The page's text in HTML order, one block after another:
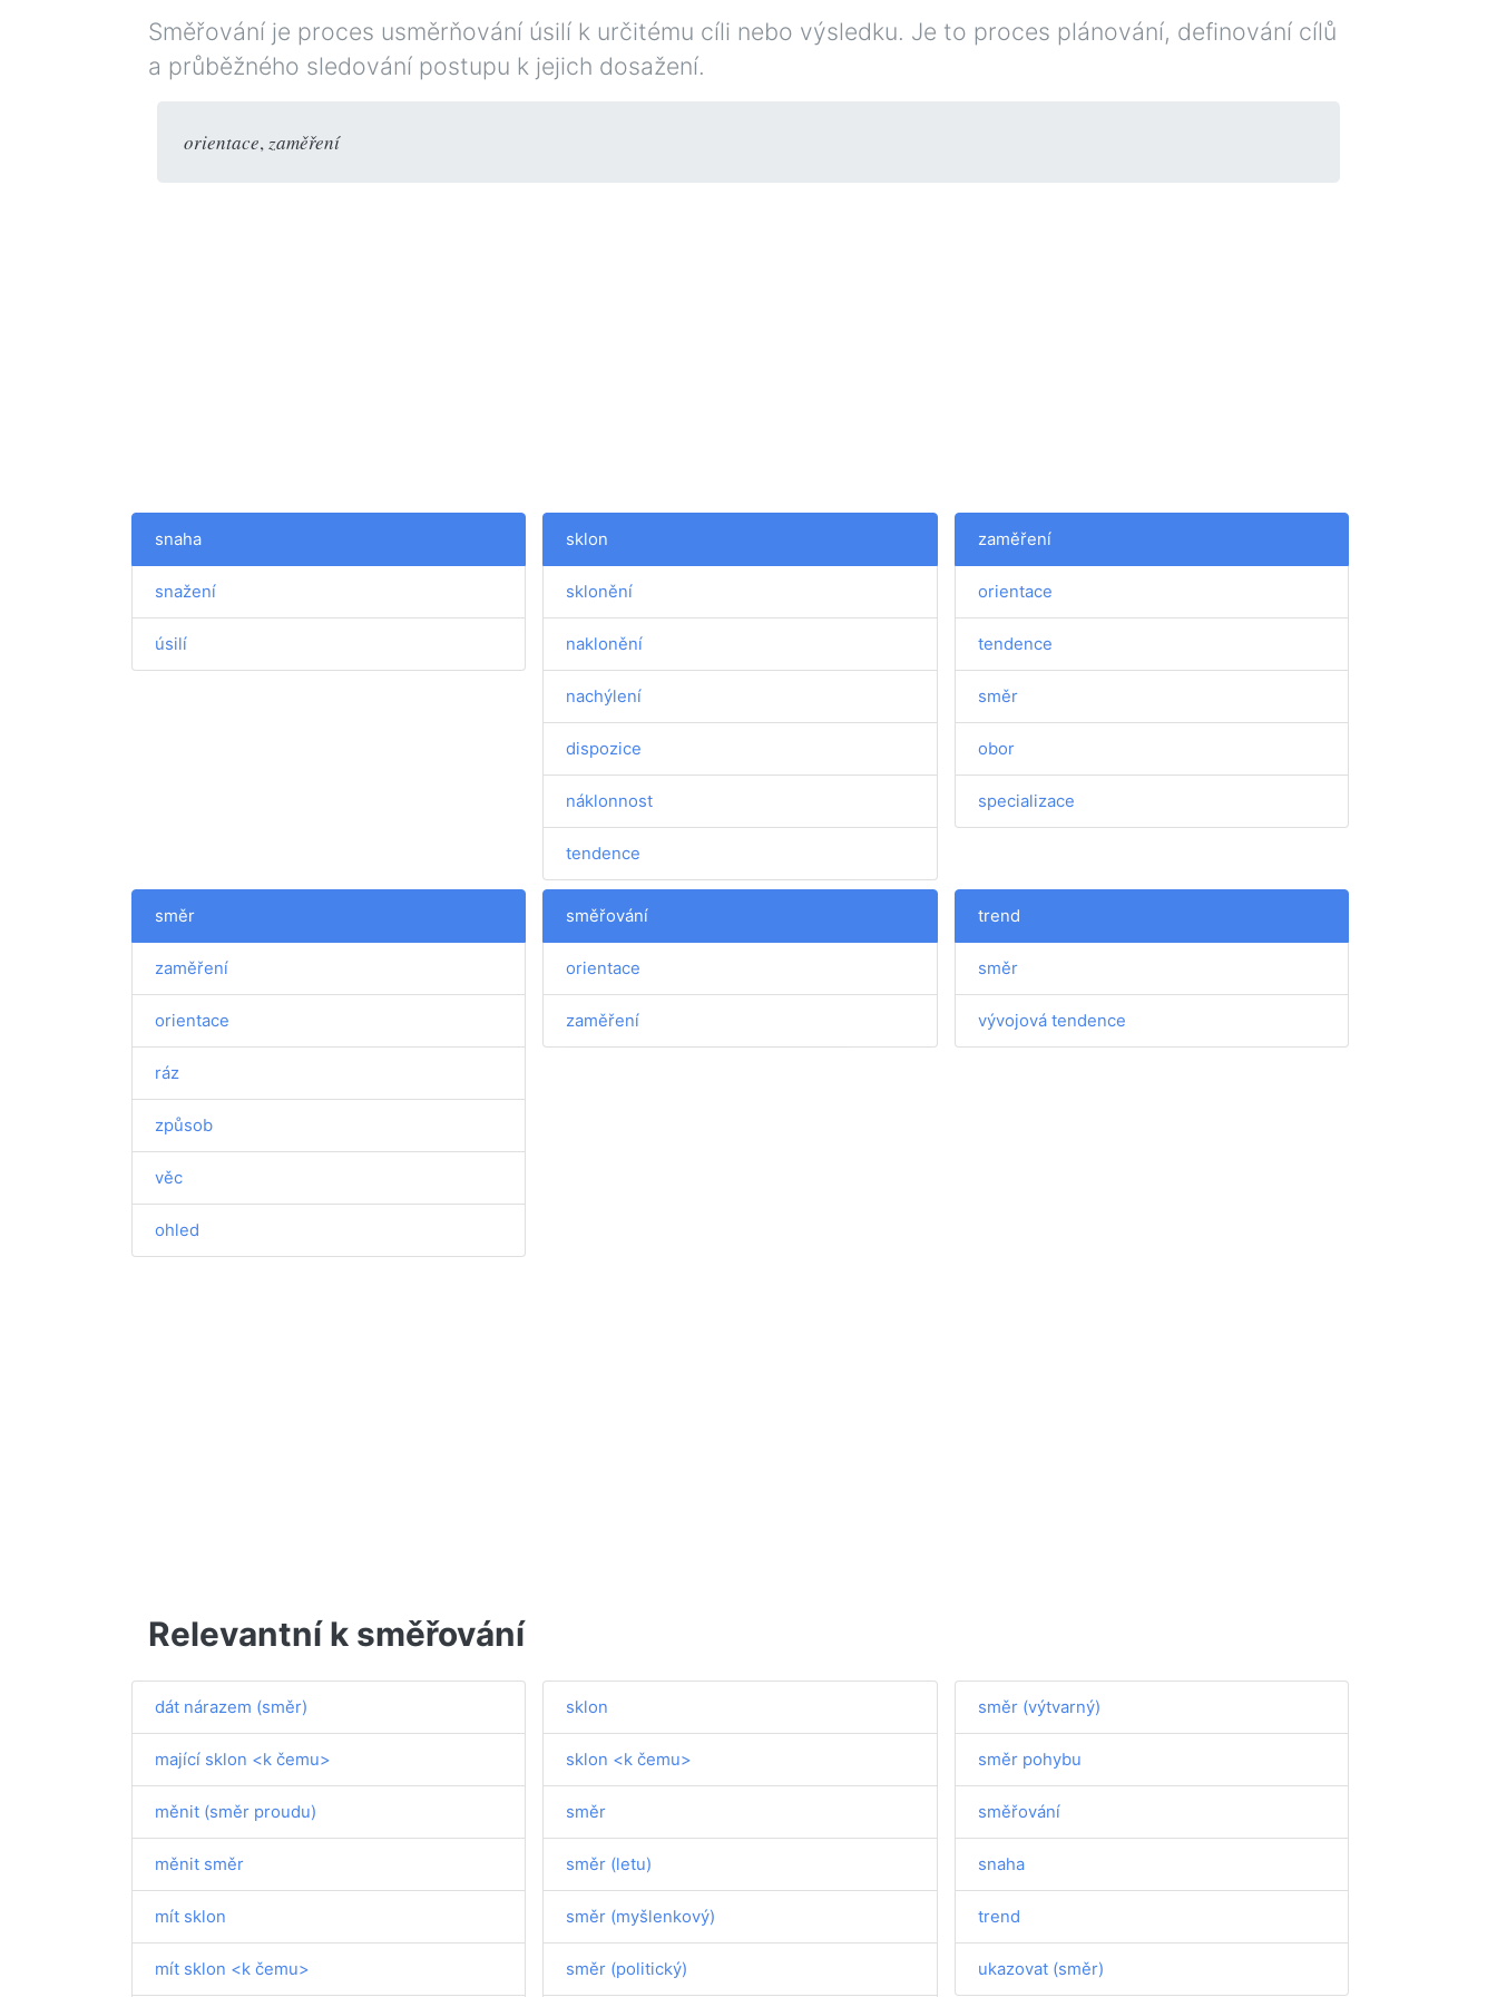
Směřování je proces usměrňování úsilí k určitému cíli nebo výsledku. Je to proces plánování, definování cílů
a průběžného sledování postupu k jejich dosažení.
orientace, zaměření
snaha
snažení
úsilí
sklon
sklonění
naklonění
nachýlení
dispozice
náklonnost
tendence
zaměření
orientace
tendence
směr
obor
specializace
směr
zaměření
orientace
ráz
způsob
věc
ohled
směřování
orientace
zaměření
trend
směr
vývojová tendence
Relevantní k směřování
dát nárazem (směr)
mající sklon <k čemu>
měnit (směr proudu)
měnit směr
mít sklon
mít sklon <k čemu>
sklon
sklon <k čemu>
směr
směr (letu)
směr (myšlenkový)
směr (politický)
směr (výtvarný)
směr pohybu
směřování
snaha
trend
ukazovat (směr)